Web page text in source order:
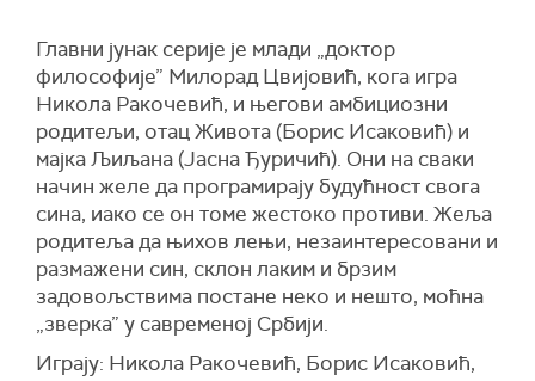
Главни јунак серије је млади „доктор
философије” Милорад Цвијовић, кога игра
Никола Ракочевић, и његови амбициозни
родитељи, отац Живота (Борис Исаковић) и
мајка Љиљана (Јасна Ђуричић). Они на сваки
начин желе да програмирају будућност свога
сина, иако се он томе жестоко противи. Жеља
родитеља да њихов лењи, незаинтересовани и
размажени син, склон лаким и брзим
задовољствима постане неко и нешто, моћна
„зверка” у савременој Србији.
Играју: Никола Ракочевић, Борис Исаковић,